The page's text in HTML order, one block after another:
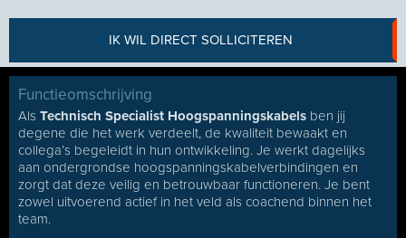
IK WIL DIRECT SOLLICITEREN
Functieomschrijving
Als Technisch Specialist Hoogspanningskabels ben jij
degene die het werk verdeelt, de kwaliteit bewaakt en
collega’s begeleidt in hun ontwikkeling. Je werkt dagelijks
aan ondergrondse hoogspanningskabelverbindingen en
zorgt dat deze veilig en betrouwbaar functioneren. Je bent
zowel uitvoerend actief in het veld als coachend binnen het
team.